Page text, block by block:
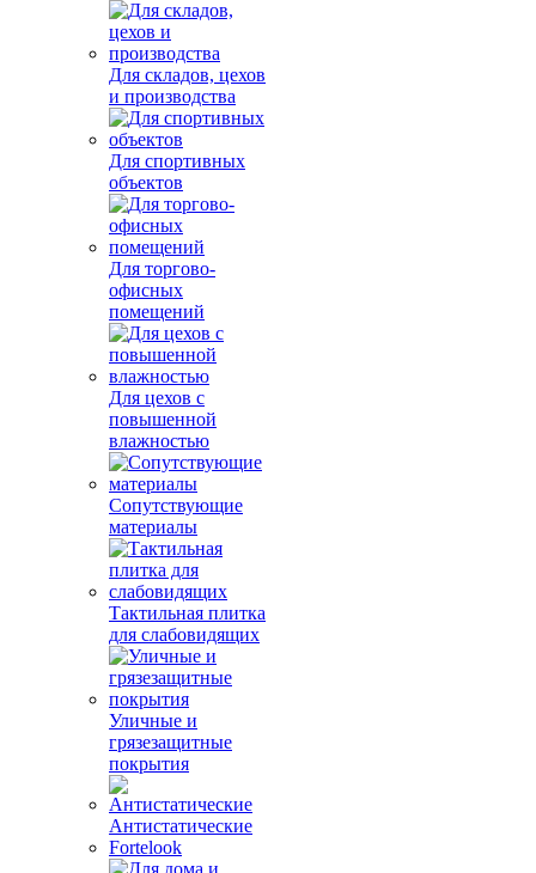
Для складов, цехов
и производства
Для спортивных
объектов
Для торгово-
офисных
помещений
Для цехов с
повышенной
влажностью
Сопутствующие
материалы
Тактильная плитка
для слабовидящих
Уличные и
грязезащитные
покрытия
Антистатические
Fortelook